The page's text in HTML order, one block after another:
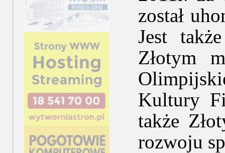
został
Jest
Złotym
Kultury
także
rozwoju